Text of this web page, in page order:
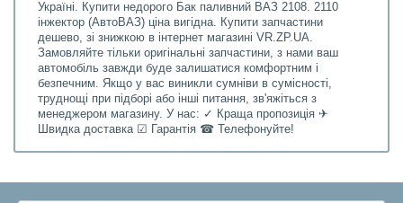
Україні. Купити недорого Бак паливний ВАЗ 2108. 2110
інжектор (АвтоВАЗ) ціна вигідна. Купити запчастини
дешево, зі знижкою в інтернет магазині VR.ZP.UA.
Замовляйте тільки оригінальні запчастини, з нами ваш
автомобіль завжди буде залишатися комфортним і
безпечним. Якщо у вас виникли сумніви в сумісності,
труднощі при підборі або інші питання, зв'яжіться з
менеджером магазину. У нас: ✓ Краща пропозиція ✈
Швидка доставка ☑ Гарантія ☎ Телефонуйте!